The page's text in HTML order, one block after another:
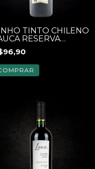
TINTO CHILENO
RESERVA
750ML